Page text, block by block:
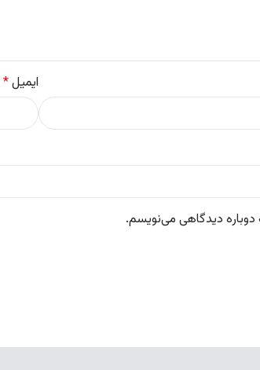
ایمیل*
دوباره دیدگاهی می‌نویسم.